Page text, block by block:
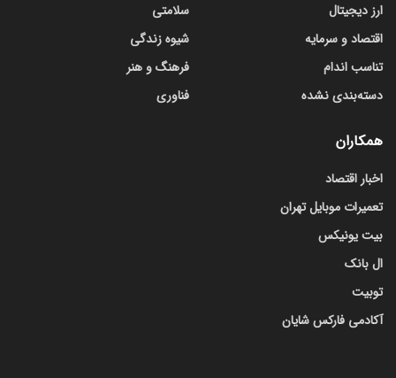
ارز دیجیتال
اقتصاد و سرمایه
تناسب اندام
دسته‌بندی نشده
سلامتی
شیوه زندگی
فرهنگ و هنر
فناوری
همکاران
اخبار اقتصاد
تعمیرات موبایل تهران
بیت یونیکس
ال بانک
توبیت
آکادمی فارکس شایان